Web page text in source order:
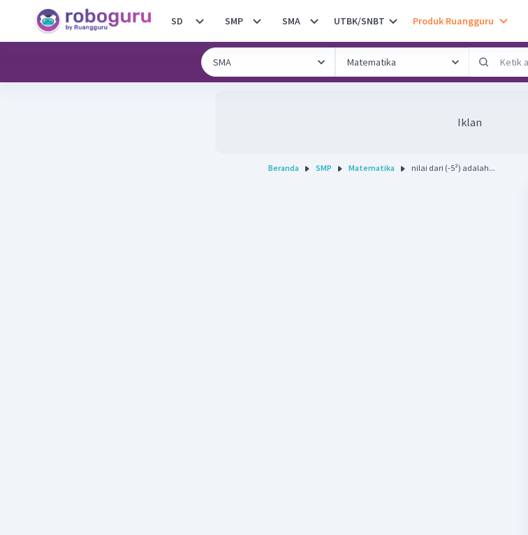
SD SMP SMA UTBK/SNBT Produk Ruangguru
Iklan
Beranda SMP Matematika nilai dari (-5²) adalah...